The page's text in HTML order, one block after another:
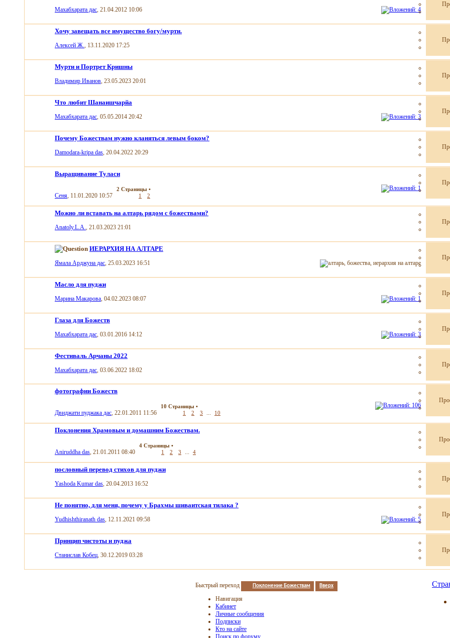
Махабхарата дас , 21.04.2012 10:06
Хочу завещать все имущество богу/мурти.
Алексей Ж. , 13.11.2020 17:25
Мурти и Портрет Кришны
Владимир Иванов , 23.05.2023 20:01
Что любит Шанаишчарйа
Махабхарата дас , 05.05.2014 20:42
Почему Божествам нужно кланяться левым боком?
Damodara-kripa das , 20.04.2022 20:29
Выращивание Туласи
Сеня , 11.01.2020 10:57
2 Страницы •
1
2
Можно ли вставать на алтарь рядом с божествами?
Anatoly.L.A. , 21.03.2023 21:01
ИЕРАРХИЯ НА АЛТАРЕ
Ямала Арджуна дас , 25.03.2023 16:51
Масло для пуджи
Марина Макарова , 04.02.2023 08:07
Глаза для Божеств
Махабхарата дас , 03.01.2016 14:12
Фестиваль Арчаны 2022
Махабхарата дас , 03.06.2022 18:02
фотографии Божеств
Двиджати пуджака дас, 22.01.2011 11:56
10 Страницы •
1
2 3 ... 10
Поклонения Храмовым и домашним Божествам.
Aniruddha das, 21.01.2011 08:40
4 Страницы •
1
2 3 ... 4
пословный перевод стихов для пуджи
Yashoda Kumar das, 20.04.2013 16:52
Не понятно, для меня, почему у Брахмы шиваитская тилака ?
Yudhishthiranath das, 12.11.2021 09:58
Принцип чистоты и пуджа
Станислав Кобец, 30.12.2019 03:28
Быстрый переход Поклонение Божествам Вверх
Навигация
Кабинет
Личные сообщения
Подписки
Кто на сайте